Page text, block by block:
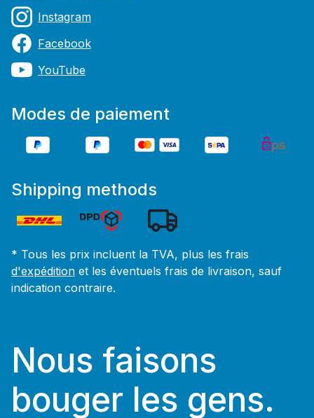
Instagram
Facebook
YouTube
Modes de paiement
Shipping methods
* Tous les prix incluent la TVA, plus les frais
d'expédition et les éventuels frais de livraison, sauf
indication contraire.
Nous faisons
bouger les gens.